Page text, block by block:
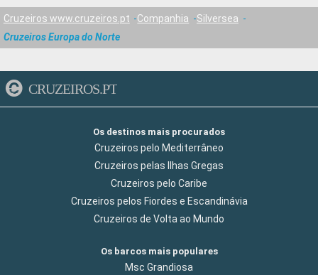
Cruzeiros www.cruzeiros.pt Companhia
Silversea
Cruzeiros Europa do Norte
CRUZEIROS.PT
Os destinos mais procurados
Cruzeiros pelo Mediterrâneo
Cruzeiros pelas Ilhas Gregas
Cruzeiros pelo Caribe
Cruzeiros pelos Fiordes e Escandinávia
Cruzeiros de Volta ao Mundo
Os barcos mais populares
Msc Grandiosa